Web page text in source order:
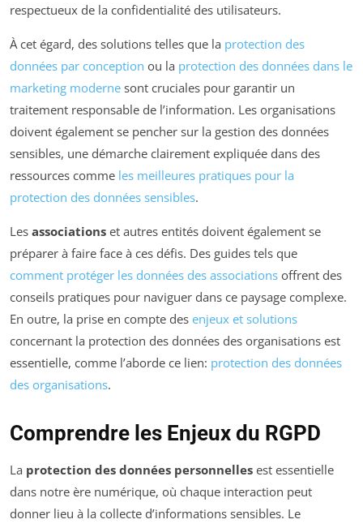
respectueux de la confidentialité des utilisateurs.
À cet égard, des solutions telles que la protection des
données par conception ou la protection des données dans le
marketing moderne sont cruciales pour garantir un
traitement responsable de l’information. Les organisations
doivent également se pencher sur la gestion des données
sensibles, une démarche clairement expliquée dans des
ressources comme les meilleures pratiques pour la
protection des données sensibles.
Les associations et autres entités doivent également se
préparer à faire face à ces défis. Des guides tels que
comment protéger les données des associations offrent des
conseils pratiques pour naviguer dans ce paysage complexe.
En outre, la prise en compte des enjeux et solutions
concernant la protection des données des organisations est
essentielle, comme l’aborde ce lien: protection des données
des organisations.
Comprendre les Enjeux du RGPD
La protection des données personnelles est essentielle
dans notre ère numérique, où chaque interaction peut
donner lieu à la collecte d’informations sensibles. Le